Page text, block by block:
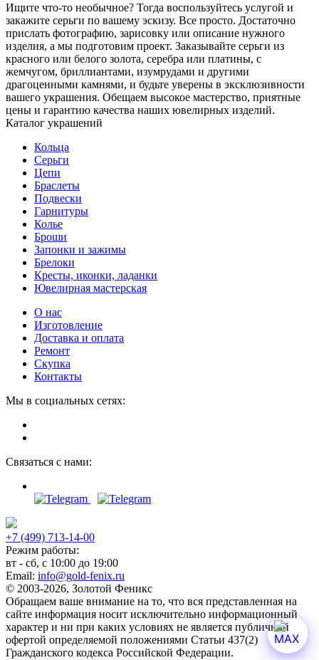
Ищите что-то необычное? Тогда воспользуйтесь услугой и
закажите серьги по вашему эскизу. Все просто. Достаточно
прислать фотографию, зарисовку или описание нужного
изделия, а мы подготовим проект. Заказывайте серьги из
красного или белого золота, серебра или платины, с
жемчугом, бриллиантами, изумрудами и другими
драгоценными камнями, и будьте уверены в эксклюзивности
вашего украшения. Обещаем высокое мастерство, приятные
цены и гарантию качества наших ювелирных изделий.
Каталог украшений
Кольца
Серьги
Цепи
Браслеты
Подвески
Гарнитуры
Колье
Броши
Запонки и зажимы
Брелоки
Кресты, иконки, ладанки
Ювелирная мастерская
О нас
Изготовление
Доставка и оплата
Ремонт
Скупка
Контакты
Мы в социальных сетях:
Связаться с нами:
+7 (499) 713-14-00
Режим работы:
вт - сб, с 10:00 до 19:00
Email: info@gold-fenix.ru
© 2003-2026, Золотой Феникс
Обращаем ваше внимание на то, что вся представленная на
сайте информация носит исключительно информационный
характер и ни при каких условиях не является публичной
офертой определяемой положениями Статьи 437(2)
Гражданского кодекса Российской Федерации.